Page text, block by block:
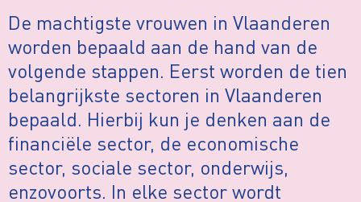
De machtigste vrouwen in Vlaanderen
worden bepaald aan de hand van de
volgende stappen. Eerst worden de tien
belangrijkste sectoren in Vlaanderen
bepaald. Hierbij kun je denken aan de
financiële sector, de economische
sector, sociale sector, onderwijs,
enzovoorts. In elke sector wordt